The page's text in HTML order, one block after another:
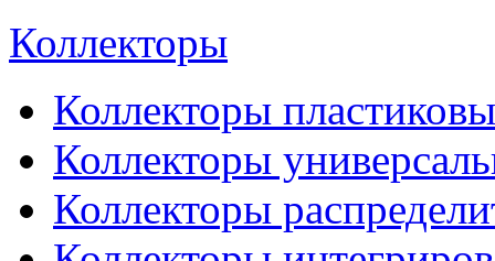
Коллекторы
Коллекторы
Коллекторы
Коллекторы